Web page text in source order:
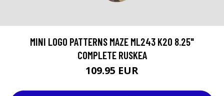
MINI LOGO PATTERNS MAZE ML243 K20 8.25"
COMPLETE RUSKEA
109.95 EUR